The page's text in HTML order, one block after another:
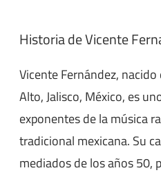
Historia de Vicente
Vicente Fernández,
Alto, Jalisco, México, es
exponentes de la música
tradicional mexicana. Su
mediados de los años 50,